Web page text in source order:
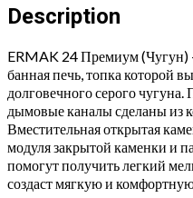
(Чугун)
quantity
Description
ERMAK 24 Премиум (Чугун)
банная печь, топка которой
долговечного серого
дымовые каналы сделаны из
Вместительная открытая
модуля закрытой каменки и
помогут получить легкий
создаст мягкую и